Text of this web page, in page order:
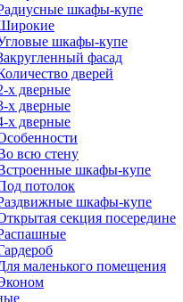
шкафы-купе
шкафы-купе
фасад
дверей
х дверные
х дверные
х дверные
всю стену
шкафы-купе
потолок
шкафы-купе
секция посередине
маленького помещения